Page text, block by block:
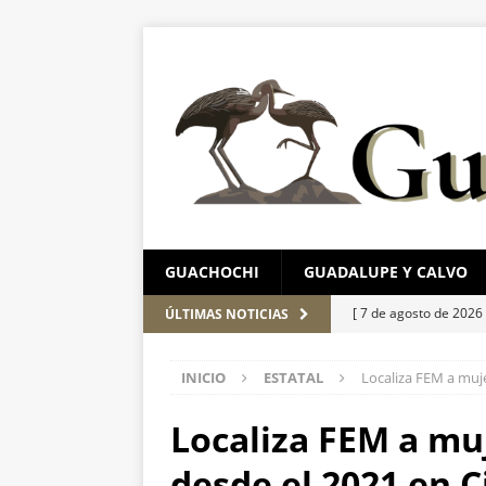
GUACHOCHI GUADALUPE Y CALVO
ÚLTIMAS NOTICIAS [ 7 de agosto de 2026
[ 7 de agosto de
ESTATAL
[ 7 de agosto de
INICIO ESTATAL Localiza FEM a
Localiza FEM a